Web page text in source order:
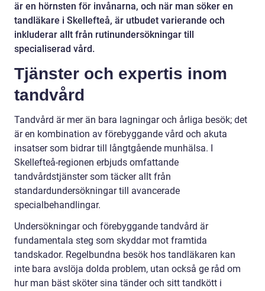
är en hörnsten för invånarna, och när man söker en
tandläkare i Skellefteå, är utbudet varierande och
inkluderar allt från rutinundersökningar till
specialiserad vård.
Tjänster och expertis inom
tandvård
Tandvård är mer än bara lagningar och årliga besök; det
är en kombination av förebyggande vård och akuta
insatser som bidrar till långtgående munhälsa. I
Skellefteå-regionen erbjuds omfattande
tandvårdstjänster som täcker allt från
standardundersökningar till avancerade
specialbehandlingar.
Undersökningar och förebyggande tandvård är
fundamentala steg som skyddar mot framtida
tandskador. Regelbundna besök hos tandläkaren kan
inte bara avslöja dolda problem, utan också ge råd om
hur man bäst sköter sina tänder och sitt tandkött i